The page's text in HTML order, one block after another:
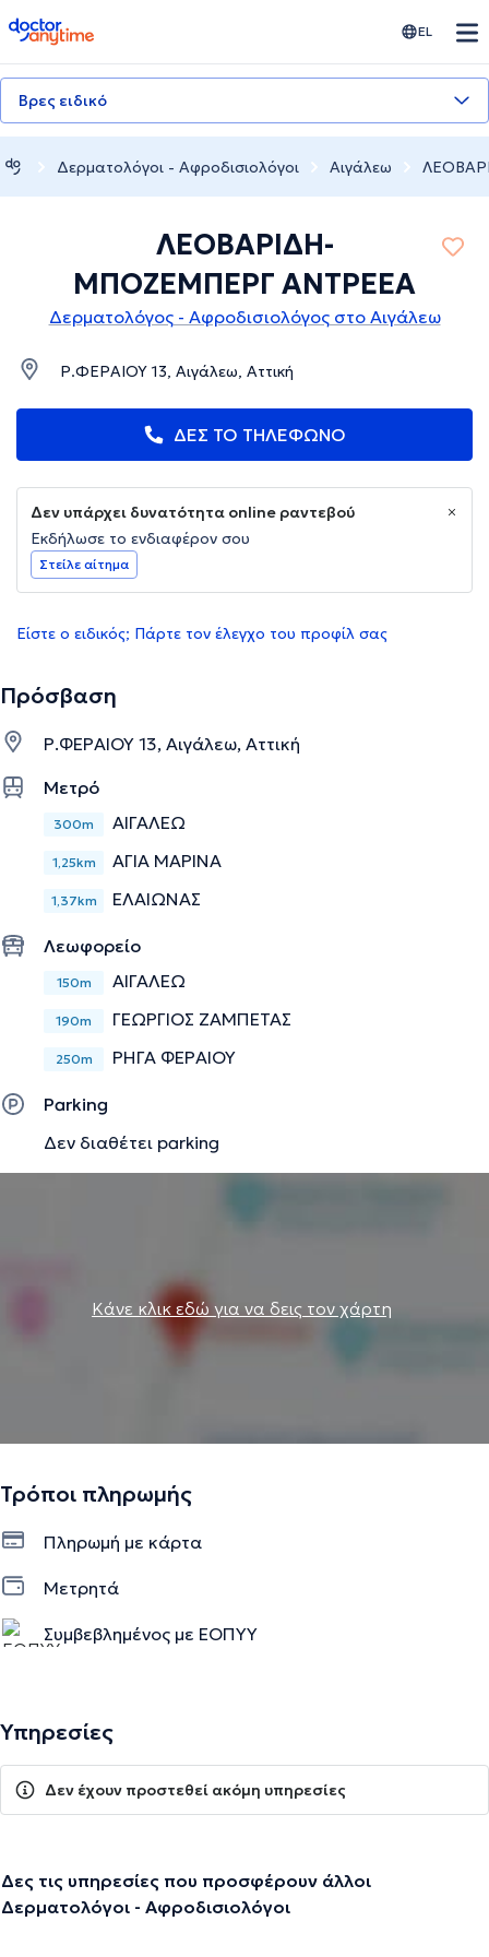
doctoranytime EL
Βρες ειδικό
Δερματολόγοι - Αφροδισιολόγοι Αιγάλεω
ΛΕΟΒΑΡΙΔΗ-
ΜΠΟΖΕΜΠΕΡΓ ΑΝΤΡΕΕΑ
Δερματολόγος - Αφροδισιολόγος στο Αιγάλεω
Ρ.ΦΕΡΑΙΟΥ 13, Αιγάλεω, Αττική
ΔΕΣ ΤΟ ΤΗΛΕΦΩΝΟ
Δεν υπάρχει δυνατότητα online ραντεβού
Εκδήλωσε το ενδιαφέρον σου
Στείλε αίτημα
Είστε ο ειδικός; Πάρτε τον έλεγχο του προφίλ σας
Πρόσβαση
Ρ.ΦΕΡΑΙΟΥ 13, Αιγάλεω, Αττική
Μετρό
300m ΑΙΓΑΛΕΩ
1,25km ΑΓΙΑ ΜΑΡΙΝΑ
1,37km ΕΛΑΙΩΝΑΣ
Λεωφορείο
150m ΑΙΓΑΛΕΩ
190m ΓΕΩΡΓΙΟΣ ΖΑΜΠΕΤΑΣ
250m ΡΗΓΑ ΦΕΡΑΙΟΥ
Parking
Δεν διαθέτει parking
Κάνε κλικ εδώ για να δεις τον χάρτη
Τρόποι πληρωμής
Πληρωμή με κάρτα
Μετρητά
Συμβεβλημένος με ΕΟΠΥΥ
Υπηρεσίες
Δεν έχουν προστεθεί ακόμη υπηρεσίες
Δες τις υπηρεσίες που προσφέρουν άλλοι
Δερματολόγοι - Αφροδισιολόγοι